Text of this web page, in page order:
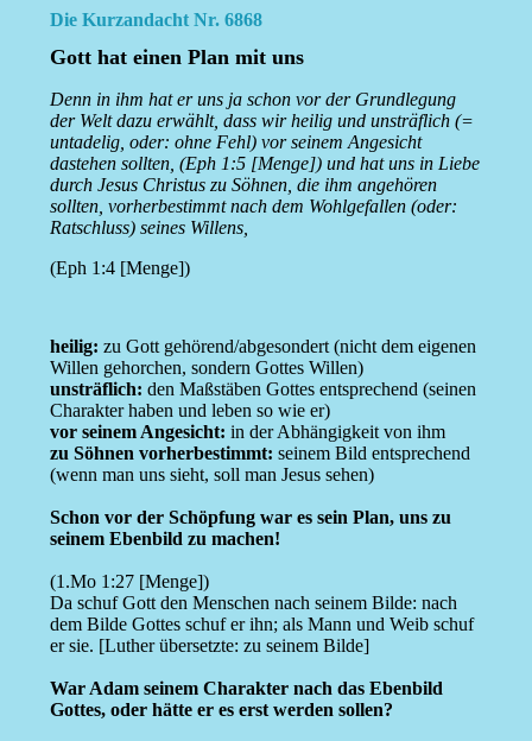
Die Kurzandacht Nr. 6868
Gott hat einen Plan mit uns
Denn in ihm hat er uns ja schon vor der Grundlegung
der Welt dazu erwählt, dass wir heilig und unsträflich (=
untadelig, oder: ohne Fehl) vor seinem Angesicht
dastehen sollten, (Eph 1:5 [Menge]) und hat uns in Liebe
durch Jesus Christus zu Söhnen, die ihm angehören
sollten, vorherbestimmt nach dem Wohlgefallen (oder:
Ratschluss) seines Willens,
(Eph 1:4 [Menge])
heilig: zu Gott gehörend/abgesondert (nicht dem eigenen
Willen gehorchen, sondern Gottes Willen)
unsträflich: den Maßstäben Gottes entsprechend (seinen
Charakter haben und leben so wie er)
vor seinem Angesicht: in der Abhängigkeit von ihm
zu Söhnen vorherbestimmt: seinem Bild entsprechend
(wenn man uns sieht, soll man Jesus sehen)
Schon vor der Schöpfung war es sein Plan, uns zu
seinem Ebenbild zu machen!
(1.Mo 1:27 [Menge])
Da schuf Gott den Menschen nach seinem Bilde: nach
dem Bilde Gottes schuf er ihn; als Mann und Weib schuf
er sie. [Luther übersetzte: zu seinem Bilde]
War Adam seinem Charakter nach das Ebenbild
Gottes, oder hätte er es erst werden sollen?